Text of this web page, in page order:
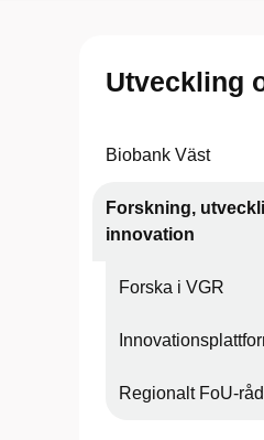
Utveckling
Biobank Väst
Forskning,
innovation
Forska i VGR
Regionalt FoU-råd